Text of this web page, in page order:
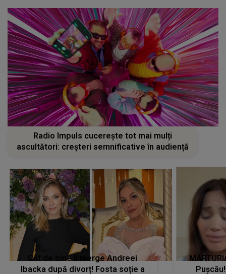
Radio Impuls cucerește tot mai mulți
ascultători: creșteri semnificative în audiență
Cât de bine îi merge Andreei
Ibacka după divorț! Fosta soție a